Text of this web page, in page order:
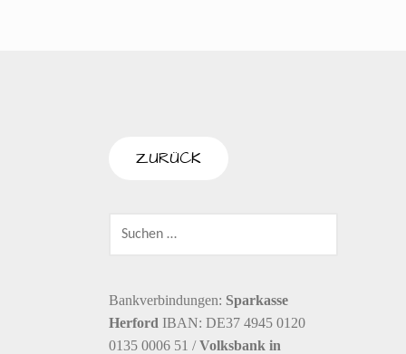
NACH:
Bankverbindungen: Sparkasse
HerfordIBAN: DE37 4945 0120
0135 0006 51 /Volksbank in